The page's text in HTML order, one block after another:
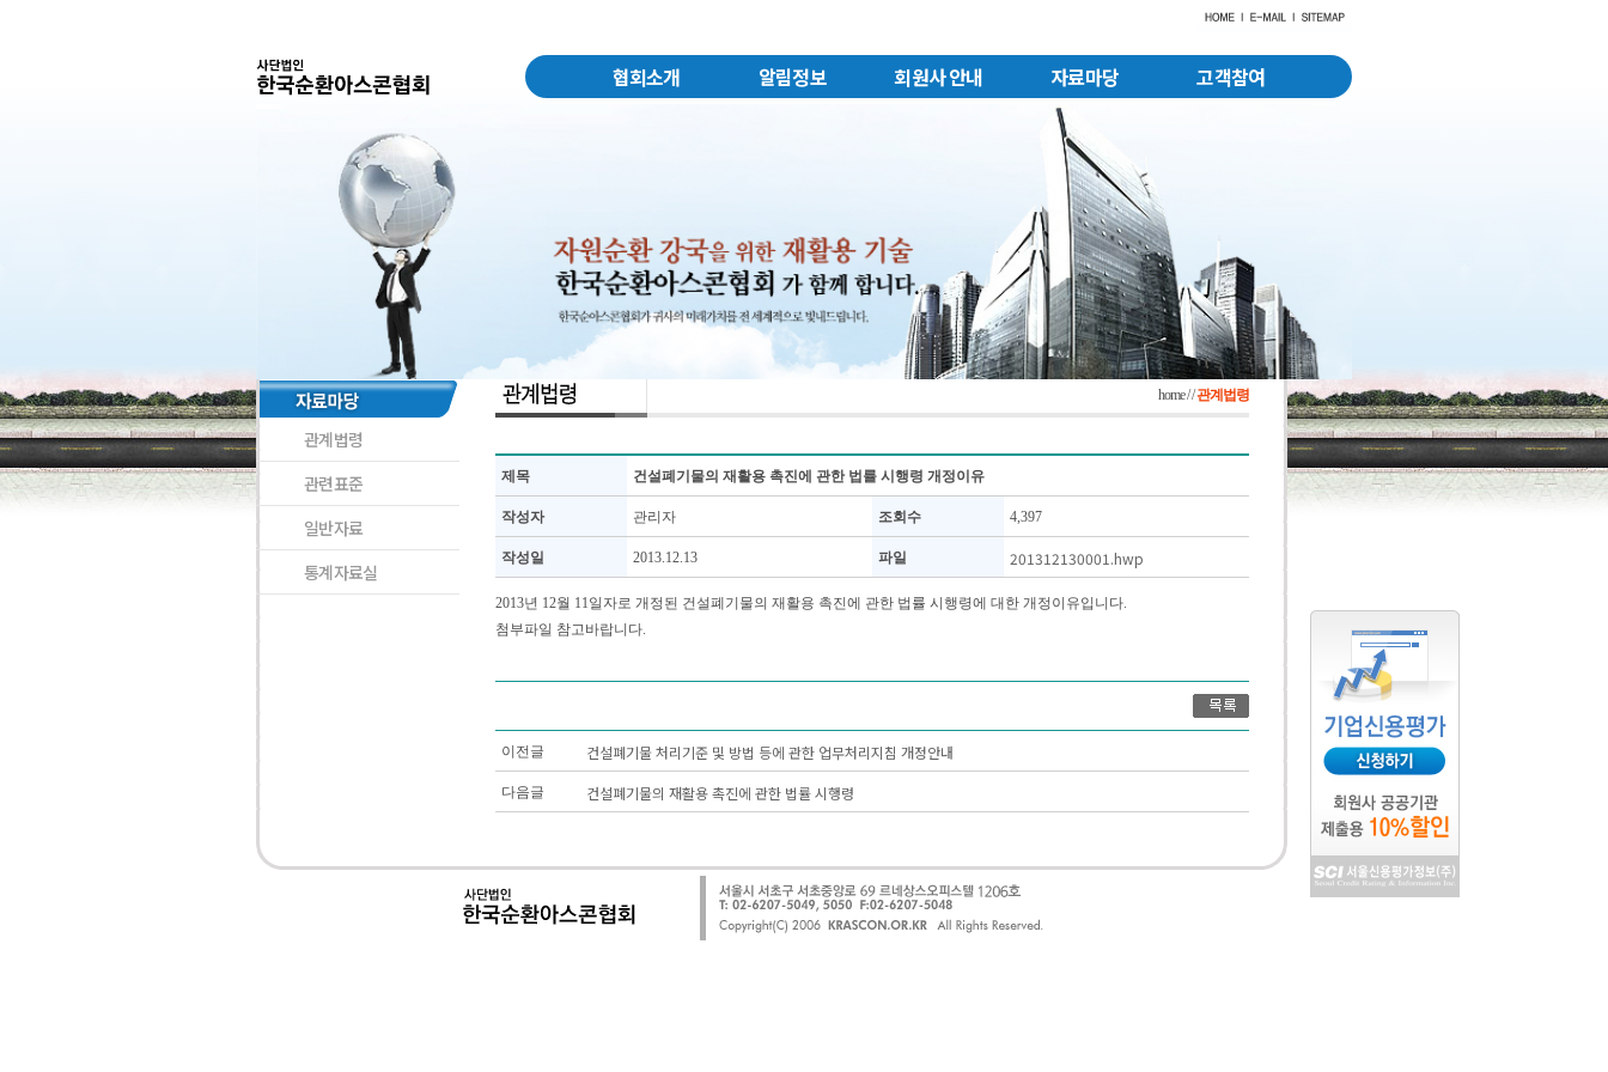
협회소개 알림정보 회원사 안내 자료마당 고객참여
관계법령
관련표준
일반자료
통계자료실
home / /관계법령
제목 건설폐기물의 재활용 촉진에 관한 법률 시행령 개정이유
작성자 관리자 조회수 4,397
작성일 2013.12.13 파일 201312130001.hwp
2013년 12월 11일자로 개정된 건설폐기물의 재활용 촉진에 관한 법률 시행령에 대한 개정이유입니다.
첨부파일 참고바랍니다.
이전글 건설폐기물 처리기준 및 방법 등에 관한 업무처리지침 개정안내
다음글 건설폐기물의 재활용 촉진에 관한 법률 시행령